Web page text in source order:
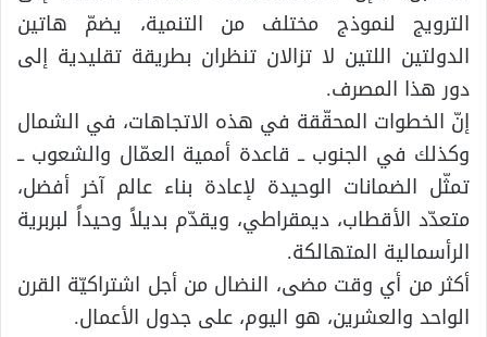
الترويج لنموذج مختلف من التنمية، يضمّ هاتين
الدولتين اللتين لا تزالان تنظران بطريقة تقليدية إلى
دور هذا المصرف.
إنّ الخطوات المحقّقة في هذه الاتجاهات، في الشمال
وكذلك في الجنوب ــ قاعدة أممية العمّال والشعوب ــ
تمثّل الضمانات الوحيدة لإعادة بناء عالم آخر أفضل،
متعدّد الأقطاب، ديمقراطي، ويقدّم بديلاً وحيداً لبربرية
الرأسمالية المتهالكة.
أكثر من أي وقت مضى، النضال من أجل اشتراكيّة القرن
الواحد والعشرين، هو اليوم، على جدول الأعمال.